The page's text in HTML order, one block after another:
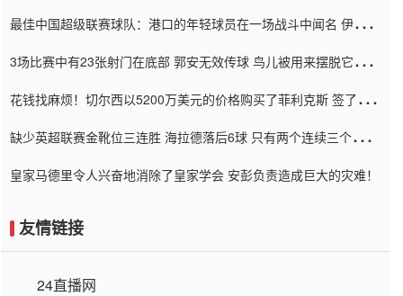
最佳中国超级联赛球队：港口的年轻球员在一场战斗中闻名 伊万放
3场比赛中有23张射门在底部 郭安无效传球 鸟儿被用来摆脱它
花钱找麻烦！切尔西以5200万美元的价格购买了菲利克斯 签了7年
缺少英超联赛金靴位三连胜 海拉德落后6球 只有两个连续三个连续
皇家马德里令人兴奋地消除了皇家学会 安彭负责造成巨大的灾难！
友情链接
24直播网